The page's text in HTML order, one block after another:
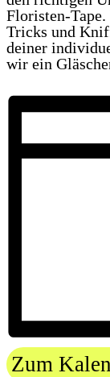
Floristen-
Tricks und
deiner
wir ein
Zum